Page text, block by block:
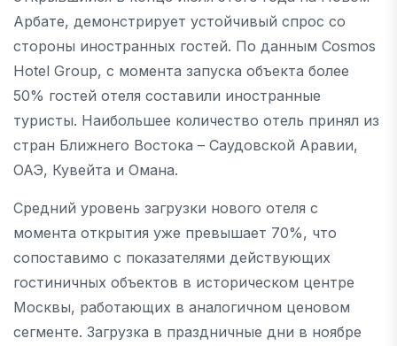
Арбате, демонстрирует устойчивый спрос со
стороны иностранных гостей. По данным Cosmos
Hotel Group, с момента запуска объекта более
50% гостей отеля составили иностранные
туристы. Наибольшее количество отель принял из
стран Ближнего Востока – Саудовской Аравии,
ОАЭ, Кувейта и Омана.
Средний уровень загрузки нового отеля с
момента открытия уже превышает 70%, что
сопоставимо с показателями действующих
гостиничных объектов в историческом центре
Москвы, работающих в аналогичном ценовом
сегменте. Загрузка в праздничные дни в ноябре